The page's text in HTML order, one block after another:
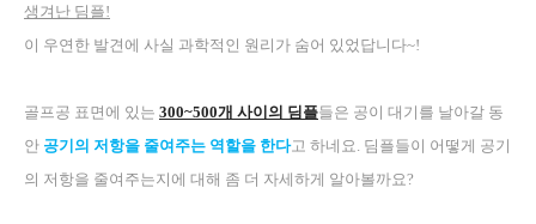
생겨난 딤플!
이 우연한 발견에 사실 과학적인 원리가 숨어 있었답니다~!
골프공 표면에 있는 300~500개 사이의 딤플들은 공이 대기를 날아갈 동
안 공기의 저항을 줄여주는 역할을 한다고 하네요 딤플들이 어떻게 공기
의 저항을 줄여주는지에 대해 좀 더 자세하게 알아볼까요?